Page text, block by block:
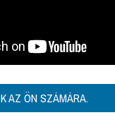
AZ ÖN SZÁMÁRA.